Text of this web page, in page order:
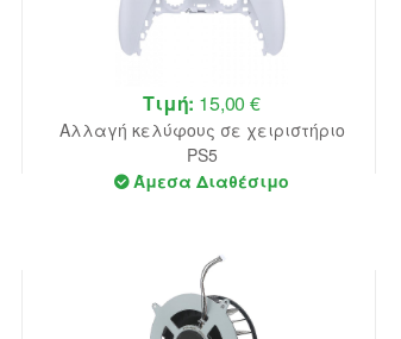
Τιμή: 15,00 €
Αλλαγή κελύφους σε χειριστήριο
PS5
Άμεσα Διαθέσιμο